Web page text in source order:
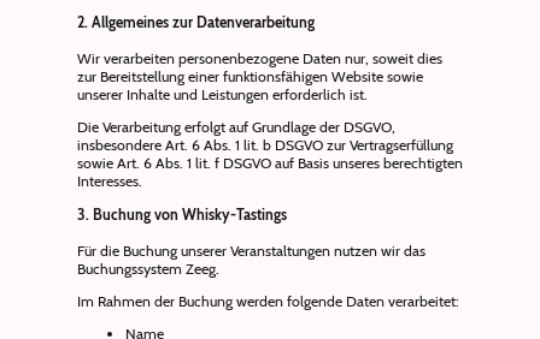
2. Allgemeines zur Datenverarbeitung
Wir verarbeiten personenbezogene Daten nur, soweit dies
zur Bereitstellung einer funktionsfähigen Website sowie
unserer Inhalte und Leistungen erforderlich ist.
Die Verarbeitung erfolgt auf Grundlage der DSGVO,
insbesondere Art. 6 Abs. 1 lit. b DSGVO zur Vertragserfüllung
sowie Art. 6 Abs. 1 lit. f DSGVO auf Basis unseres berechtigten
Interesses.
3. Buchung von Whisky-Tastings
Für die Buchung unserer Veranstaltungen nutzen wir das
Buchungssystem Zeeg.
Im Rahmen der Buchung werden folgende Daten verarbeitet:
Name